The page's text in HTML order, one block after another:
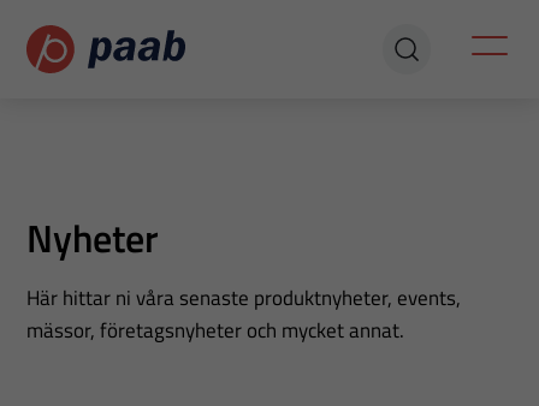
Nyheter
Här hittar ni våra senaste produktnyheter, events,
mässor, företagsnyheter och mycket annat.